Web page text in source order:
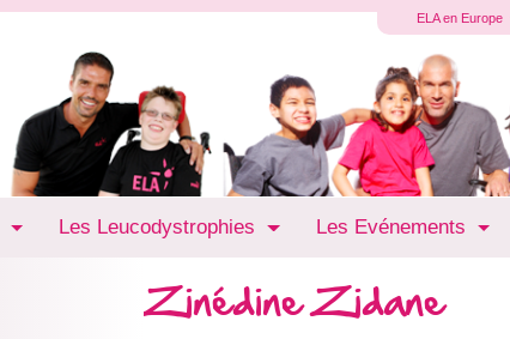
ELA en Europe
Les Leucodystrophies Les Evénements
Zinédine Zidane